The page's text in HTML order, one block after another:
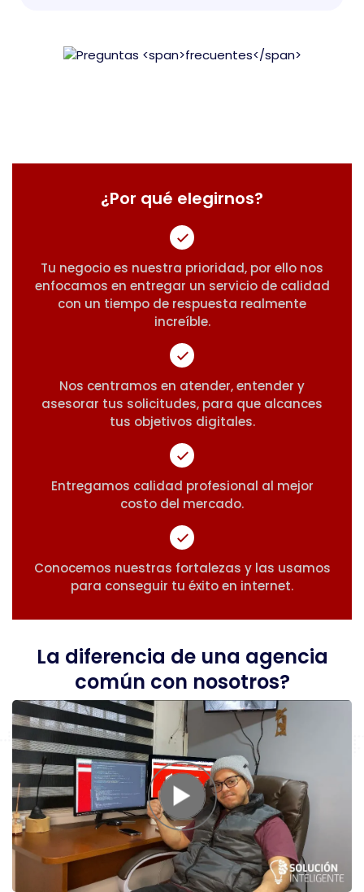
¿Por qué elegirnos?
Tu negocio es nuestra prioridad, por ello nos
enfocamos en entregar un servicio de calidad
con un tiempo de respuesta realmente
increíble.
Nos centramos en atender, entender y
asesorar tus solicitudes, para que alcances
tus objetivos digitales.
Entregamos calidad profesional al mejor
costo del mercado.
Conocemos nuestras fortalezas y las usamos
para conseguir tu éxito en internet.
La diferencia de una agencia
común con nosotros?